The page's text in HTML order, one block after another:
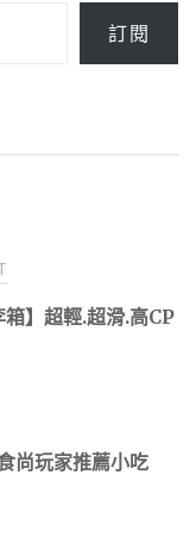
訂閱
】超輕.超滑.高CP
尚玩家推薦小吃